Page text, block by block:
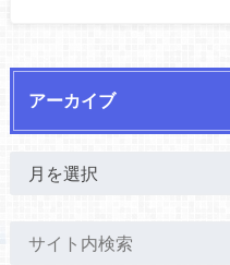
アーカイブ